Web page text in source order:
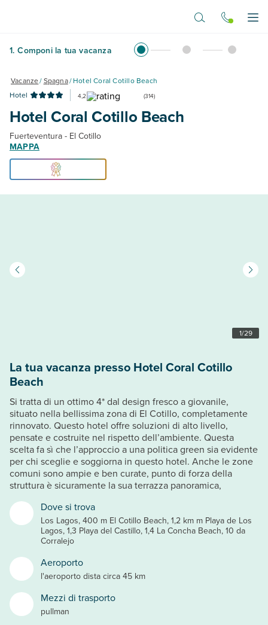
1. Componi la tua vacanza
Vacanze/Spagna/Hotel Coral Cotillo Beach
Hotel
4,2 (314)
Hotel Coral Cotillo Beach
Fuerteventura - El Cotillo
MAPPA
1/29
Dove si trova
Los Lagos, 400 m El Cotillo Beach, 1,2 km m Playa de Los
Lagos, 1,3 Playa del Castillo, 1,4 La Concha Beach, 10 da
Corralejo
Aeroporto
l'aeroporto dista circa 45 km
Mezzi di trasporto
pullman
La tua vacanza presso Hotel Coral Cotillo
Beach
Si tratta di un ottimo 4* dal design fresco a giovanile,
situato nella bellissima zona di El Cotillo, completamente
rinnovato. Questo hotel offre soluzioni di alto livello,
pensate e costruite nel rispetto dell’ambiente. Questa
scelta fa sì che l’approccio a una politica green sia evidente
per chi sceglie e soggiorna in questo hotel. Anche le zone
comuni sono ampie e ben curate, punto di forza della
struttura è sicuramente la sua terrazza panoramica,